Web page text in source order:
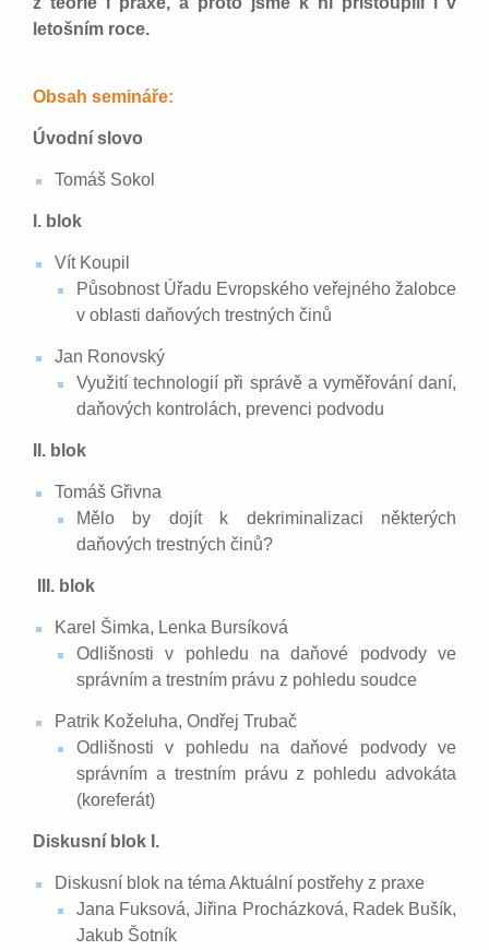
letošním roce.
Obsah semináře:
Úvodní slovo
Tomáš Sokol
I. blok
Vít Koupil
Působnost Úřadu Evropského veřejného žalobce
v oblasti daňových trestných činů
Jan Ronovský
Využití technologií při správě a vyměřování daní,
daňových kontrolách, prevenci podvodu
II. blok
Tomáš Gřivna
Mělo by dojít k dekriminalizaci některých
daňových trestných činů?
III. blok
Karel Šimka, Lenka Bursíková
Odlišnosti v pohledu na daňové podvody ve
správním a trestním právu z pohledu soudce
Patrik Koželuha, Ondřej Trubač
Odlišnosti v pohledu na daňové podvody ve
správním a trestním právu z pohledu advokáta
(koreferát)
Diskusní blok I.
Diskusní blok na téma Aktuální postřehy z praxe
Jana Fuksová, Jiřina Procházková, Radek Bušík,
Jakub Šotník